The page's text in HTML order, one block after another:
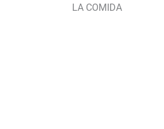
LA COMIDA